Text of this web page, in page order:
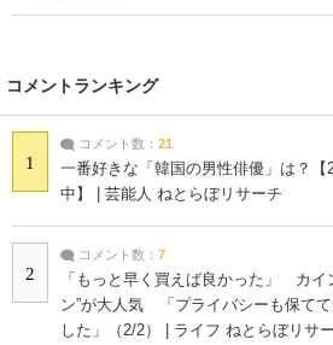
コメントランキング
1
コメント数： 21
一番好きな「韓国の男性俳優」は？【
中】 | 芸能人 ねとらぼリサーチ
2
コメント数： 7
「もっと早く買えば良かった」 カイ
ン”が大人気 「プライバシーも保て
した」（2/2） | ライフ ねとらぼリサ